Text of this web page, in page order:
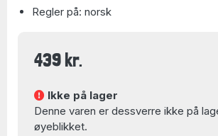
Regler på: norsk
439 kr.
Ikke på lager
Denne varen er dessverre ikke på
øyeblikket.